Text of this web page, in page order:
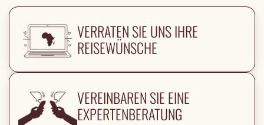
VERRATEN SIE UNS IHRE
REISEWÜNSCHE
VEREINBAREN SIE EINE
EXPERTENBERATUNG